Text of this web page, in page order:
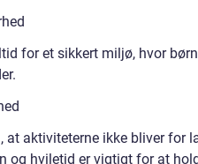
for et sikkert miljø, hvor
at aktiviteterne ikke bliver for
og hviletid er vigtigt for at